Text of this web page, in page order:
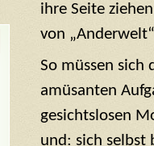
ihre Seite
von
So müssen
amüsanten
gesichtslosen
und: sich selbst